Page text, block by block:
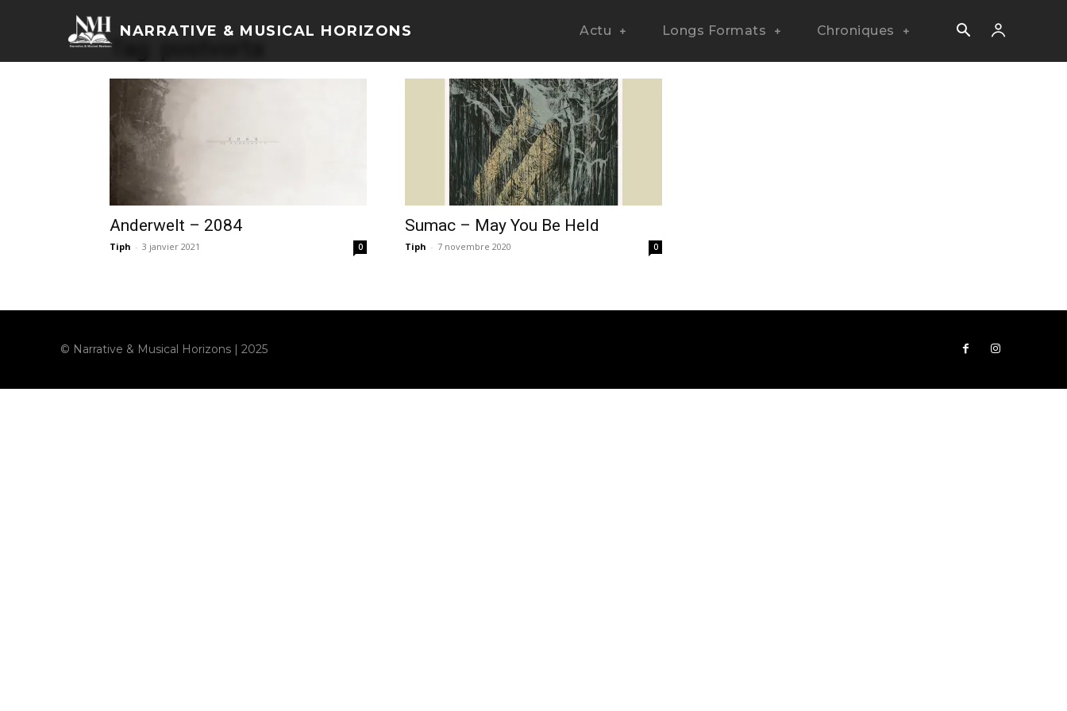
NARRATIVE & MUSICAL HORIZONS Actu Longs Formats Chroniques
Accueil Tags Postvorta
Tag: postvorta
Anderwelt – 2084
Tiph - 3 janvier 2021 0
Sumac – May You Be Held
Tiph - 7 novembre 2020 0
© Narrative & Musical Horizons | 2025